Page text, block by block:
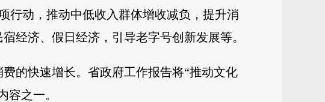
行动，推动中低收入群体增收减负，提升消
经济、假日经济，引导老字号创新发展等。
的快速增长。省政府工作报告将“推动文化
容之一。